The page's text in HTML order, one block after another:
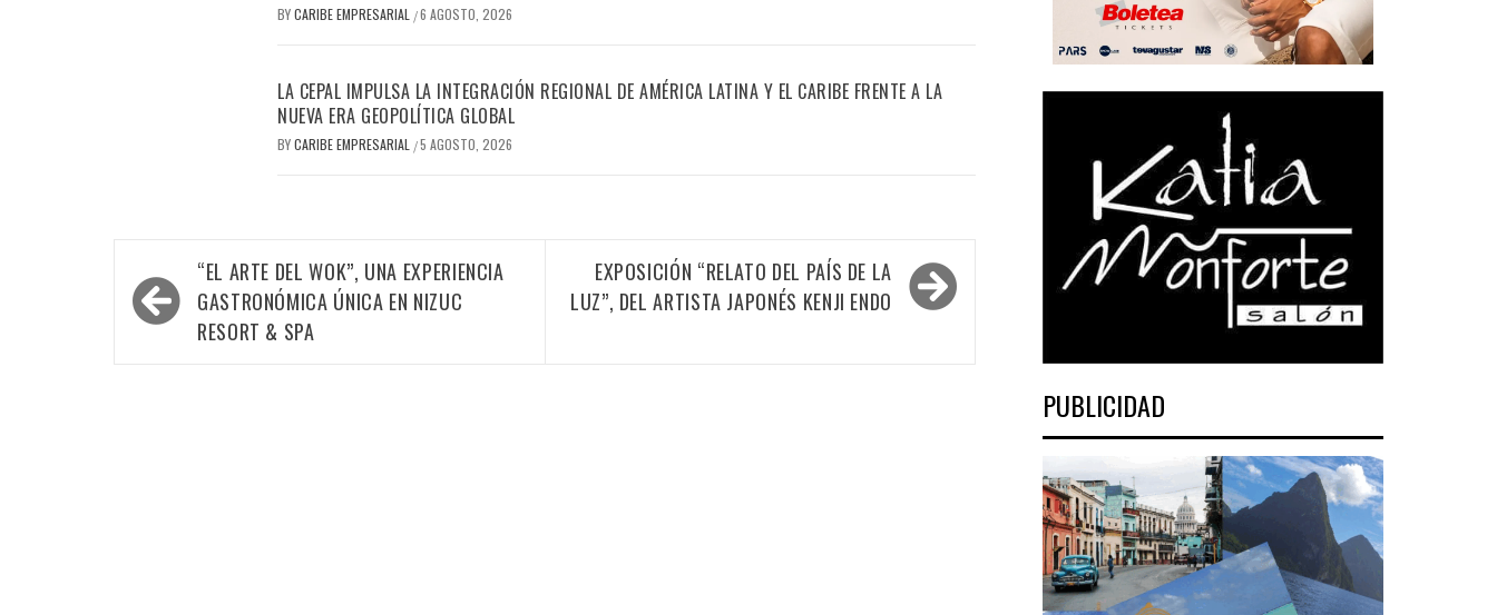
BYCARIBE EMPRESARIAL /6 AGOSTO, 2026
LA CEPAL IMPULSA LA INTEGRACIÓN REGIONAL DE AMÉRICA LATINA Y EL CARIBE FRENTE A LA
NUEVA ERA GEOPOLÍTICA GLOBAL
BYCARIBE EMPRESARIAL /5 AGOSTO, 2026
Navegación
de
entradas
“EL ARTE DEL WOK”, UNA EXPERIENCIA
GASTRONÓMICA ÚNICA EN NIZUC
RESORT & SPA
EXPOSICIÓN “RELATO DEL PAÍS DE LA
LUZ”, DEL ARTISTA JAPONÉS KENJI ENDO
PUBLICIDAD